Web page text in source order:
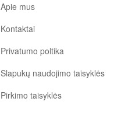
Apie mus
Kontaktai
Privatumo poltika
Slapukų naudojimo taisyklės
Pirkimo taisyklės